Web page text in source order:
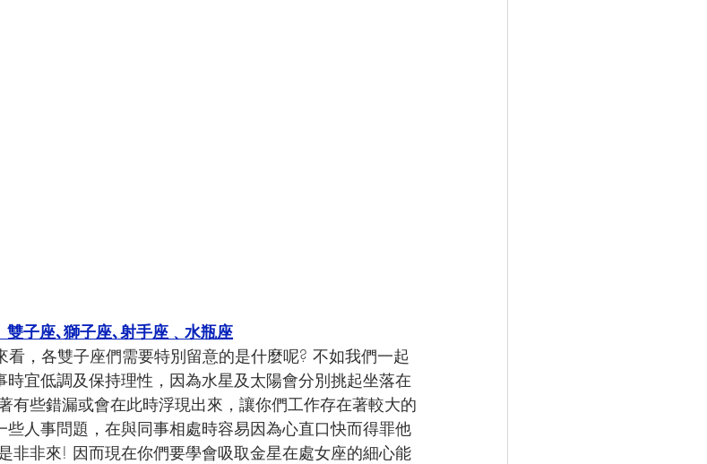
子座､獅子座､射手座﹑水瓶座
看，各雙子座們需要特別留意的是什麼呢? 不如我們一起
宜低調及保持理性，因為水星及太陽會分別挑起坐落在
有些錯漏或會在此時浮現出來，讓你們工作存在著較大的
人事問題，在與同事相處時容易因為心直口快而得罪他
非非來! 因而現在你們要學會吸取金星在處女座的細心能